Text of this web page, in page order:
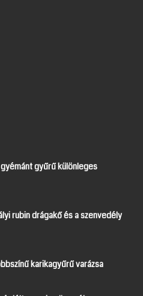
gyűrű különleges
rubin drágakő és a szenvedély
karikagyűrű varázsa